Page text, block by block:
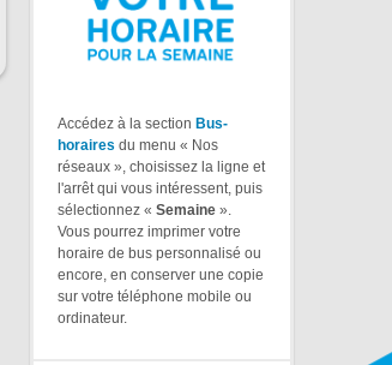
Accédez à la section Bus-
horaires du menu « Nos
réseaux », choisissez la ligne et
l'arrêt qui vous intéressent, puis
sélectionnez « Semaine ».
Vous pourrez imprimer votre
horaire de bus personnalisé ou
encore, en conserver une copie
sur votre téléphone mobile ou
ordinateur.